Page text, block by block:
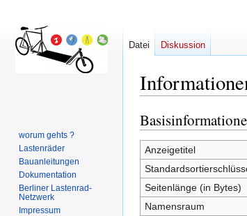
Zur
Navigation
springen
Zur
Suche
springen
Anzeigetitel
Seitenlänge (in Bytes)
Namensraum
Datei Diskussion
worum gehts ?
Lastenräder
Bauanleitungen
Dokumentation
Berliner Lastenrad-
Netzwerk
Impressum